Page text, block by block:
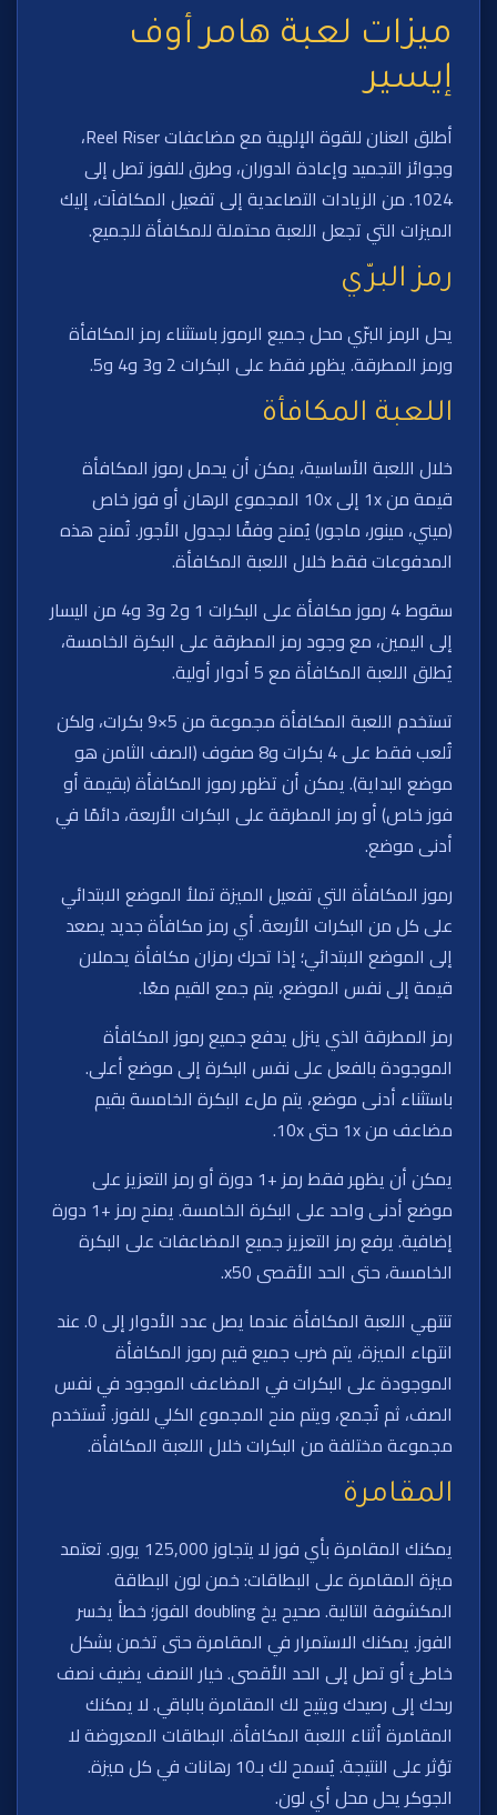
ميزات لعبة هامر أوف
إيسير
أطلق العنان للقوة الإلهية مع مضاعفات Reel Riser،
وجوائز التجميد وإعادة الدوران، وطرق للفوز تصل إلى
1024. من الزيادات التصاعدية إلى تفعيل المكافآت، إليك
الميزات التي تجعل اللعبة محتملة للمكافأة للجميع.
رمز البرّي
يحل الرمز البرّي محل جميع الرموز باستثناء رمز المكافأة
ورمز المطرقة. يظهر فقط على البكرات 2 و3 و4 و5.
اللعبة المكافأة
خلال اللعبة الأساسية، يمكن أن يحمل رموز المكافأة
قيمة من 1x إلى 10x المجموع الرهان أو فوز خاص
(ميني، مينور، ماجور) يُمنح وفقًا لجدول الأجور. تُمنح هذه
المدفوعات فقط خلال اللعبة المكافأة.
سقوط 4 رموز مكافأة على البكرات 1 و2 و3 و4 من اليسار
إلى اليمين، مع وجود رمز المطرقة على البكرة الخامسة،
يُطلق اللعبة المكافأة مع 5 أدوار أولية.
تستخدم اللعبة المكافأة مجموعة من 5×9 بكرات، ولكن
تُلعب فقط على 4 بكرات و8 صفوف (الصف الثامن هو
موضع البداية). يمكن أن تظهر رموز المكافأة (بقيمة أو
فوز خاص) أو رمز المطرقة على البكرات الأربعة، دائمًا في
أدنى موضع.
رموز المكافأة التي تفعيل الميزة تملأ الموضع الابتدائي
على كل من البكرات الأربعة. أي رمز مكافأة جديد يصعد
إلى الموضع الابتدائي؛ إذا تحرك رمزان مكافأة يحملان
قيمة إلى نفس الموضع، يتم جمع القيم معًا.
رمز المطرقة الذي ينزل يدفع جميع رموز المكافأة
الموجودة بالفعل على نفس البكرة إلى موضع أعلى.
باستثناء أدنى موضع، يتم ملء البكرة الخامسة بقيم
مضاعف من 1x حتى 10x.
يمكن أن يظهر فقط رمز +1 دورة أو رمز التعزيز على
موضع أدنى واحد على البكرة الخامسة. يمنح رمز +1 دورة
إضافية. يرفع رمز التعزيز جميع المضاعفات على البكرة
الخامسة، حتى الحد الأقصى x50.
تنتهي اللعبة المكافأة عندما يصل عدد الأدوار إلى 0. عند
انتهاء الميزة، يتم ضرب جميع قيم رموز المكافأة
الموجودة على البكرات في المضاعف الموجود في نفس
الصف، ثم تُجمع، ويتم منح المجموع الكلي للفوز. تُستخدم
مجموعة مختلفة من البكرات خلال اللعبة المكافأة.
المقامرة
يمكنك المقامرة بأي فوز لا يتجاوز 125,000 يورو. تعتمد
ميزة المقامرة على البطاقات: خمن لون البطاقة
المكشوفة التالية. صحيح يخ doubling الفوز؛ خطأ يخسر
الفوز. يمكنك الاستمرار في المقامرة حتى تخمن بشكل
خاطئ أو تصل إلى الحد الأقصى. خيار النصف يضيف نصف
ربحك إلى رصيدك ويتيح لك المقامرة بالباقي. لا يمكنك
المقامرة أثناء اللعبة المكافأة. البطاقات المعروضة لا
تؤثر على النتيجة. يُسمح لك بـ10 رهانات في كل ميزة.
الجوكر يحل محل أي لون.